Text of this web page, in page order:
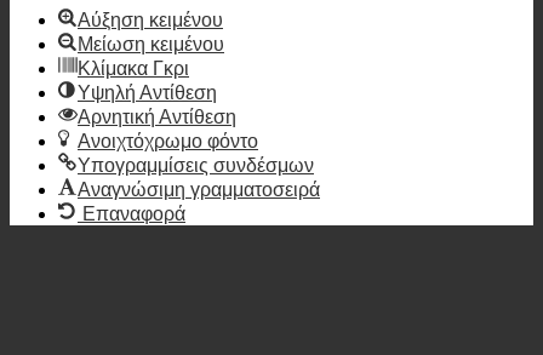
Αύξηση κειμένου
Μείωση κειμένου
Κλίμακα Γκρι
Υψηλή Αντίθεση
Αρνητική Αντίθεση
Ανοιχτόχρωμο φόντο
Υπογραμμίσεις συνδέσμων
Αναγνώσιμη γραμματοσειρά
Επαναφορά